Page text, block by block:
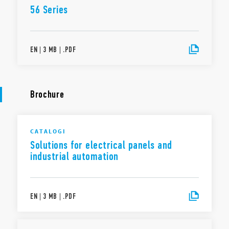
standindicatie
Opties voor contactmateriaal
Voor Serie 99 indicatie- en EMC-ontstoringsmodulen
56 Series
EN | 3 MB | .PDF
Brochure
CATALOGI
Solutions for electrical panels and
industrial automation
EN | 3 MB | .PDF